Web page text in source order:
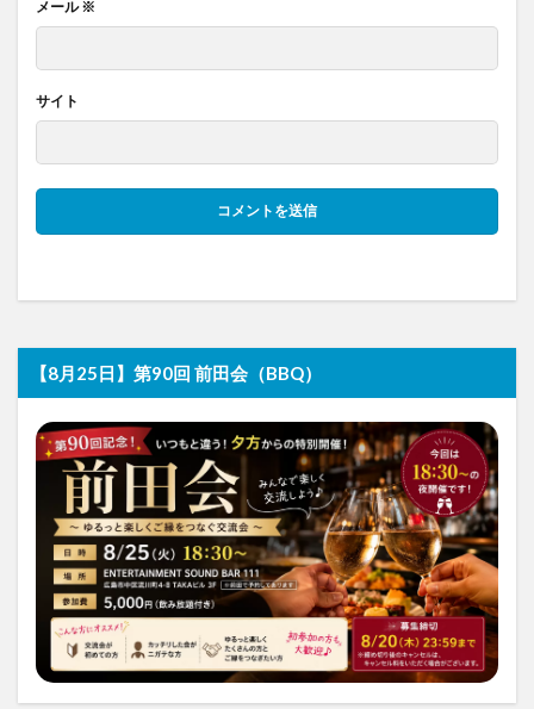
メール※
サイト
【8月25日】第90回 前田会（BBQ）